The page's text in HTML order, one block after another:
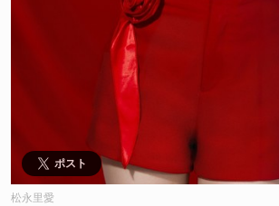
ポスト
松永里愛